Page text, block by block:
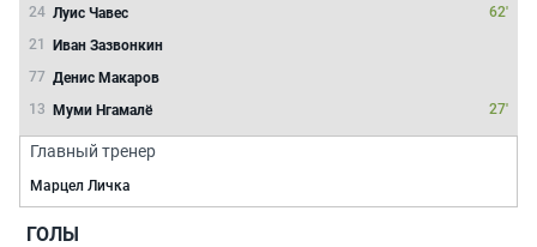
24 Луис Чавес
62'
21
Иван Зазвонкин
77 Денис Макаров
13 Муми Нгамалё 27'
Главный тренер
Марцел Личка
ГОЛЫ